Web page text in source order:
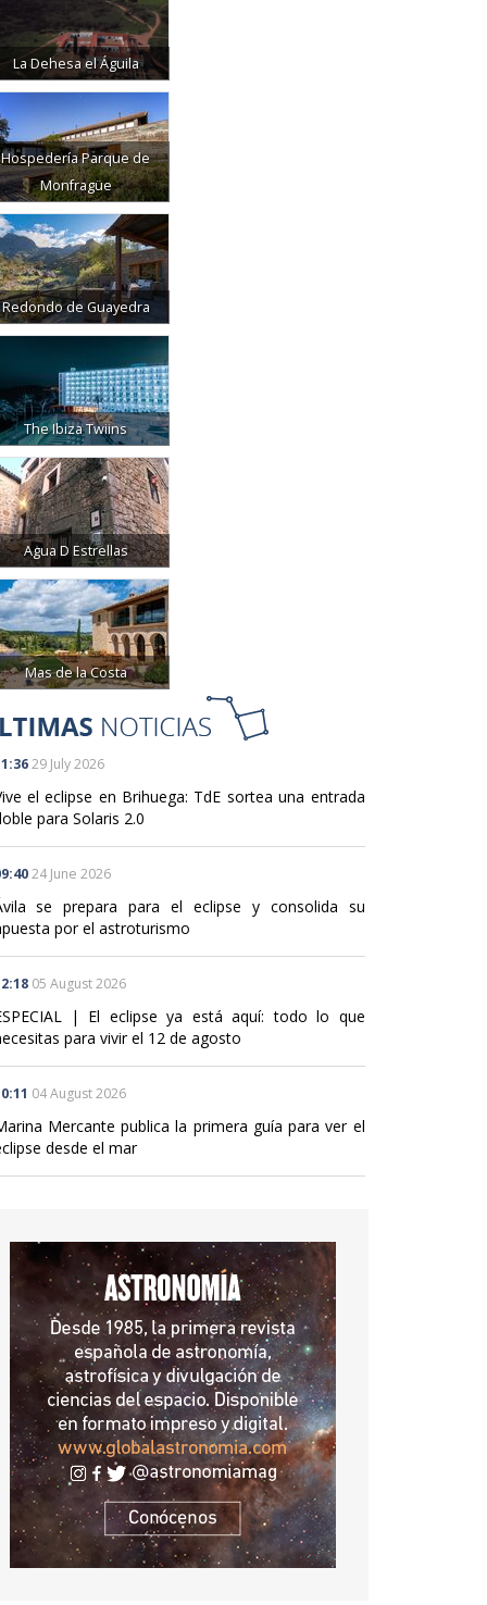
La Dehesa el Águila
Hospedería Parque de
Monfragüe
Redondo de Guayedra
The Ibiza Twiins
Agua D Estrellas
Mas de la Costa
29 July 2026
el eclipse en Brihuega: TdE sortea una entrada
para Solaris 2.0
24 June 2026
se prepara para el eclipse y consolida su
por el astroturismo
05 August 2026
| El eclipse ya está aquí: todo lo que
para vivir el 12 de agosto
04 August 2026
Mercante publica la primera guía para ver el
desde el mar